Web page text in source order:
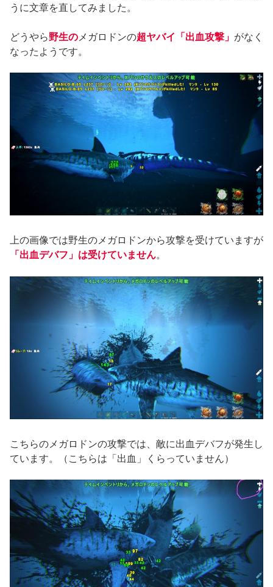
うに文章を直してみました。
どうやら野生の メガロドンの超ヤバイ「出血攻撃」 がなく
なったようです。
上の画像では野生のメガロドンから攻撃を受けていますが
「出血デバフ」は受けていません。
こちらのメガロドンの攻撃では、敵に出血デバフが発生し
ています。（こちらは「出血」くらっていません）